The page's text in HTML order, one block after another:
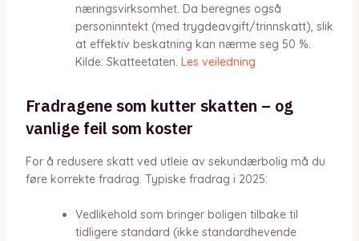
næringsvirksomhet. Da beregnes også
personinntekt (med trygdeavgift/trinnskatt), slik
at effektiv beskatning kan nærme seg 50 %.
Kilde: Skatteetaten. Les veiledning
Fradragene som kutter skatten – og
vanlige feil som koster
For å redusere skatt ved utleie av sekundærbolig må du
føre korrekte fradrag. Typiske fradrag i 2025:
Vedlikehold som bringer boligen tilbake til
tidligere standard (ikke standardhevende